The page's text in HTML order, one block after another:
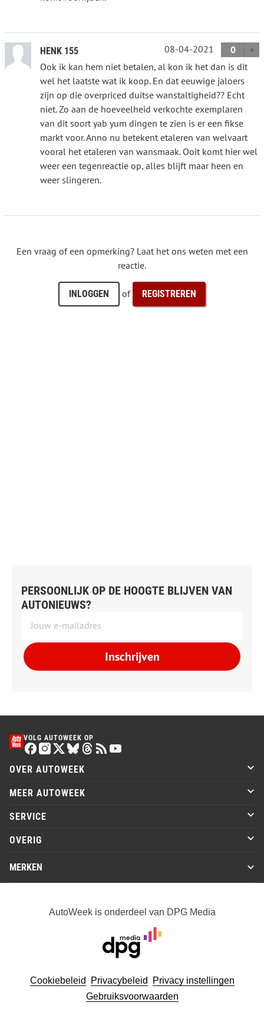
HENK 155 08-04-2021
0
Ook ik kan hem niet betalen, al kon ik het dan is dit
wel het laatste wat ik koop. En dat eeuwige jaloers
zijn op die overpriced duitse wanstaltigheid?? Echt
niet. Zo aan de hoeveelheid verkochte exemplaren
van dit soort yab yum dingen te zien is er een fikse
markt voor. Anno nu betekent etaleren van welvaart
vooral het etaleren van wansmaak. Ooit komt hier wel
weer een tegenreactie op, alles blijft maar heen en
weer slingeren.
Een vraag of een opmerking? Laat het ons weten met een
reactie.
INLOGGEN of REGISTREREN
PERSOONLIJK OP DE HOOGTE BLIJVEN VAN
AUTONIEUWS?
Inschrijven
VOLG AUTOWEEK OP
OVER AUTOWEEK
MEER AUTOWEEK
SERVICE
OVERIG
MERKEN
AutoWeek is onderdeel van DPG Media
Cookiebeleid Privacybeleid
Privacy instellingen
Gebruiksvoorwaarden